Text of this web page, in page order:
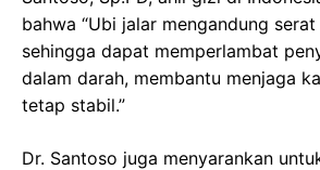
bahwa “Ubi jalar mengandung
sehingga dapat memperlambat
dalam darah, membantu menjaga
tetap stabil.”
Dr. Santoso juga menyarankan